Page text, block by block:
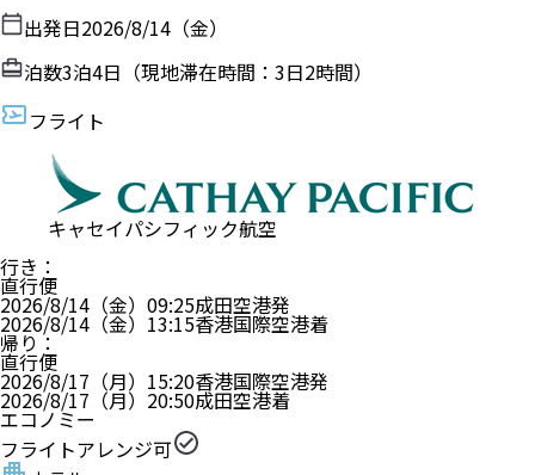
出発日2026/8/14（金）
泊数3泊4日（現地滞在時間： 3日2時間）
フライト
キャセイパシフィック航空
行き ：
直行便
2026/8/14（金） 09:25成田空港発
2026/8/14（金） 13:15香港国際空港着
帰り ：
直行便
2026/8/17（月） 15:20香港国際空港発
2026/8/17（月） 20:50成田空港着
エコノミー
フライトアレンジ可